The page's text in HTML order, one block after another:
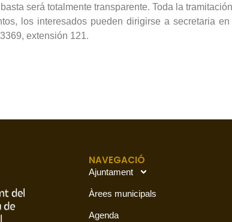
será totalmente transparente. Toda la
los interesados pueden dirigirse a secretaria
extensión 121.
NAVEGACIÓ
Ajuntament
Àrees municipals
Agenda